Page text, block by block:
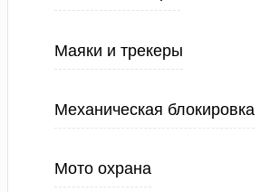
Маяки и трекеры
Механическая блокировка
Мото охрана